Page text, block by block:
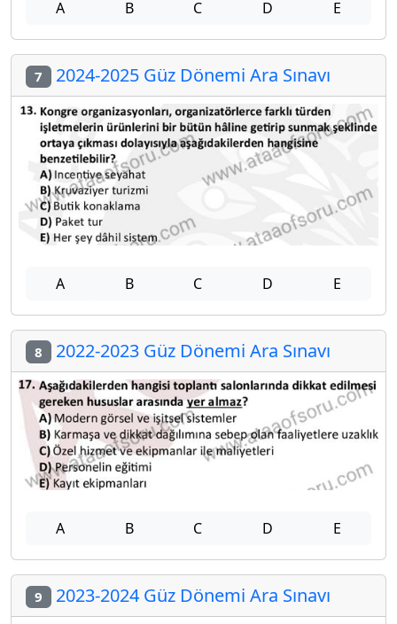
A B C D E
7 2024-2025 Güz Dönemi Ara Sınavı
A B C D E
8 2022-2023 Güz Dönemi Ara Sınavı
A B C D E
9 2023-2024 Güz Dönemi Ara Sınavı